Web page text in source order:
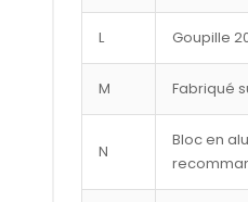
L Goupille
M Fabriqué
N
Bloc en